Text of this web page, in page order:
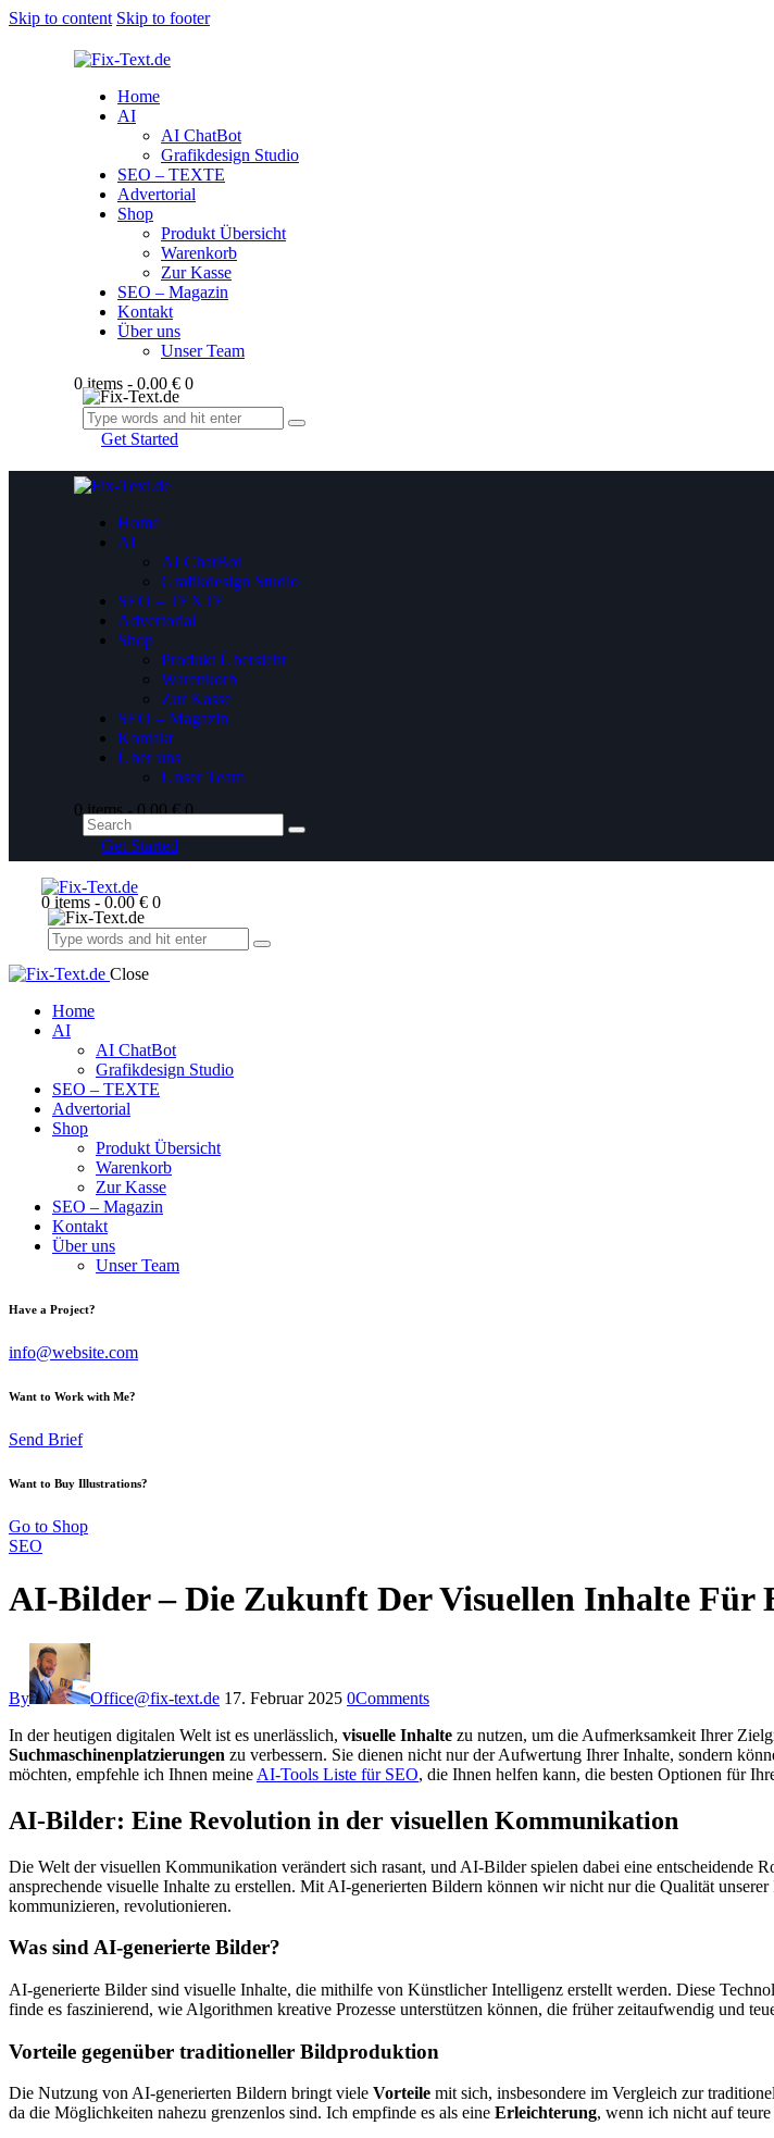
Skip to content Skip to footer
Home
AI
AI ChatBot
Grafikdesign Studio
SEO – TEXTE
Advertorial
Shop
Produkt Übersicht
Warenkorb
Zur Kasse
SEO – Magazin
Kontakt
Über uns
Unser Team
0 items - 0.00 € 0
Get Started
Home
AI
AI ChatBot
Grafikdesign Studio
SEO – TEXTE
Advertorial
Shop
Produkt Übersicht
Warenkorb
Zur Kasse
SEO – Magazin
Kontakt
Über uns
Unser Team
0 items - 0.00 € 0
Get Started
0 items - 0.00 € 0
Close
Home
AI
AI ChatBot
Grafikdesign Studio
SEO – TEXTE
Advertorial
Shop
Produkt Übersicht
Warenkorb
Zur Kasse
SEO – Magazin
Kontakt
Über uns
Unser Team
Have a Project?
info@website.com
Want to Work with Me?
Send Brief
Want to Buy Illustrations?
Go to Shop
SEO
AI-Bilder – Die Zukunft Der Visuellen Inhalte Für
By Office@fix-text.de 17. Februar 2025 0Comments
In der heutigen digitalen Welt ist es unerlässlich, visuelle Inhalte zu nutzen, um die Aufmerksamkeit Ihrer
Suchmaschinenplatzierungen zu verbessern. Sie dienen nicht nur der Aufwertung Ihrer Inhalte, sondern
möchten, empfehle ich Ihnen meine AI-Tools Liste für SEO, die Ihnen helfen kann, die besten Optionen für
AI-Bilder: Eine Revolution in der visuellen Kommunikation
Die Welt der visuellen Kommunikation verändert sich rasant, und AI-Bilder spielen dabei eine entscheidende
ansprechende visuelle Inhalte zu erstellen. Mit AI-generierten Bildern können wir nicht nur die Qualität
kommunizieren, revolutionieren.
Was sind AI-generierte Bilder?
AI-generierte Bilder sind visuelle Inhalte, die mithilfe von Künstlicher Intelligenz erstellt werden. Diese
finde es faszinierend, wie Algorithmen kreative Prozesse unterstützen können, die früher zeitaufwendig und
Vorteile gegenüber traditioneller Bildproduktion
Die Nutzung von AI-generierten Bildern bringt viele Vorteile mit sich, insbesondere im Vergleich zur
da die Möglichkeiten nahezu grenzenlos sind. Ich empfinde es als eine Erleichterung, wenn ich nicht auf